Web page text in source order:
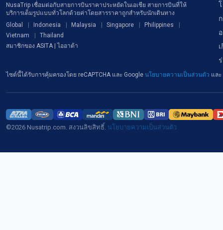
NusaTrip เชื่อมต่อกับสายการบินราคาประหยัดในเอเชีย สายการบินที่ให้
บริการเต็มรูปแบบทั่วโลกด้วยค่าโดยสารราคาถูกสำหรับนักเดินทาง
Global
Indonesia Malaysia Singapore
Philippines
Vietnam
Thailand
สมาชิกของ ASITA | ไออาต้า
ไซต์นี้ได้รับการคุ้มครองโดย reCAPTCHA และ Google นโยบายความเป็นส่วนตัว และ
©2026 Nusatrip.com. สงวนลิขสิทธิ์. นโยบายความเป็นส่วนตัว